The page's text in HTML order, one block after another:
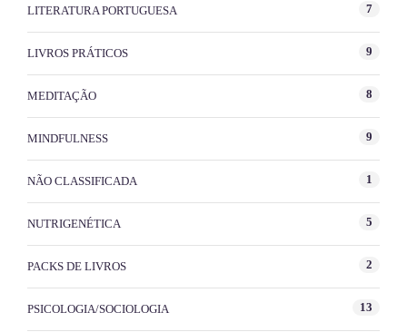
LITERATURA PORTUGUESA 7
LIVROS PRÁTICOS 9
MEDITAÇÃO 8
MINDFULNESS 9
NÃO CLASSIFICADA 1
NUTRIGENÉTICA 5
PACKS DE LIVROS 2
PSICOLOGIA/SOCIOLOGIA 13